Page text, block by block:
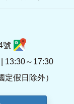
號
13:30～17:30
定假日除外）